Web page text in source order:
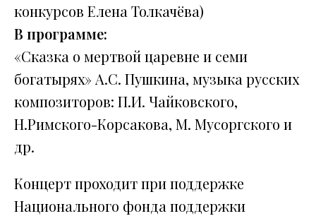
конкурсов Елена Толкачёва)
В программе:
«Сказка о мертвой царевне и семи
богатырях» А.С. Пушкина, музыка русских
композиторов: П.И. Чайковского,
Н.Римского-Корсакова, М. Мусоргского и
др.
Концерт проходит при поддержке
Национального фонда поддержки